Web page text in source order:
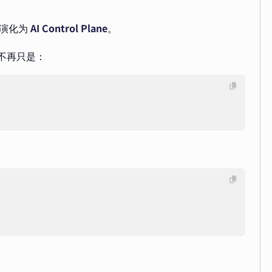
化为 AI Control Plane。
只是：